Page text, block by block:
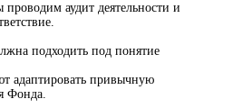
проводим аудит деятельности и
подходить под понятие
адаптировать привычную
Фонда.